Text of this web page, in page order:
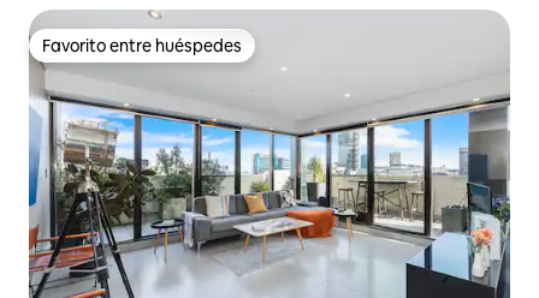
Favorito entre huéspedes
Favorito entre huéspedes